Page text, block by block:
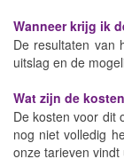
Wanneer krijg ik
De resultaten van
uitslag en de
Wat zijn de
De kosten voor dit
nog niet volledig
onze tarieven vindt